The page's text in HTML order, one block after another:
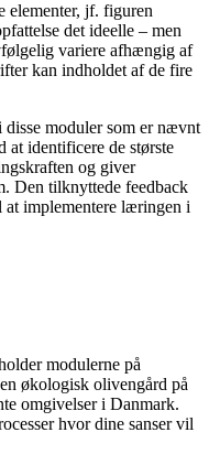
elementer, jf. figuren
det ideelle – men
variere afhængig af
kan indholdet af de fire
disse moduler som er nævnt
identificere de største
og giver
Den tilknyttede feedback
implementere læringen i
modulerne på
økologisk olivengård på
omgivelser i Danmark.
hvor dine sanser vil